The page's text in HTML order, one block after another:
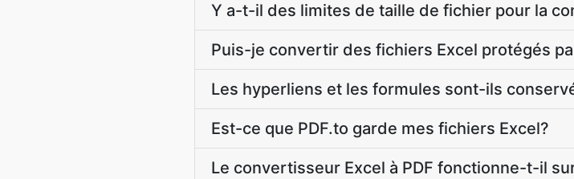
Y a-t-il des limites de taille de fichier pour la
Puis-je convertir des fichiers Excel protégés
Les hyperliens et les formules sont-ils
Est-ce que PDF.to garde mes fichiers Excel?
Le convertisseur Excel à PDF fonctionne-t-il